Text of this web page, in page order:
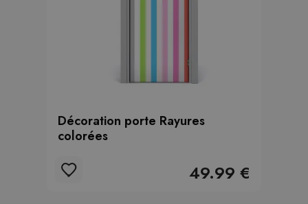
Décoration porte Rayures
colorées
49.99 €